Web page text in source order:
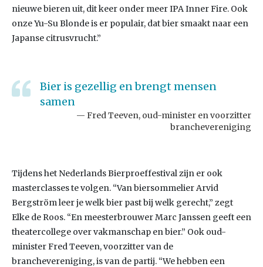
nieuwe bieren uit, dit keer onder meer IPA Inner Fire. Ook
onze Yu-Su Blonde is er populair, dat bier smaakt naar een
Japanse citrusvrucht.”
Bier is gezellig en brengt mensen
samen
Fred Teeven, oud-minister en voorzitter
branchevereniging
Tijdens het Nederlands Bierproeffestival zijn er ook
masterclasses te volgen. “Van biersommelier Arvid
Bergström leer je welk bier past bij welk gerecht,” zegt
Elke de Roos. “En meesterbrouwer Marc Janssen geeft een
theatercollege over vakmanschap en bier.” Ook oud-
minister Fred Teeven, voorzitter van de
branchevereniging, is van de partij. “We hebben een